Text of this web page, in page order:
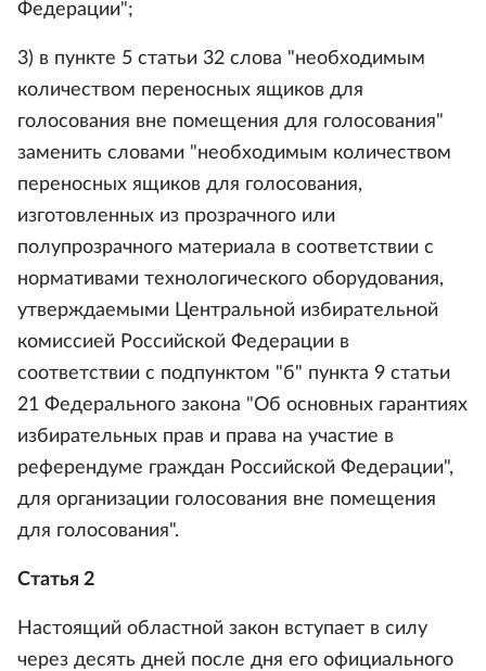
Федерации";
3) в пункте 5 статьи 32 слова "необходимым
количеством переносных ящиков для
голосования вне помещения для голосования"
заменить словами "необходимым количеством
переносных ящиков для голосования,
изготовленных из прозрачного или
полупрозрачного материала в соответствии с
нормативами технологического оборудования,
утверждаемыми Центральной избирательной
комиссией Российской Федерации в
соответствии с подпунктом "б" пункта 9 статьи
21 Федерального закона "Об основных гарантиях
избирательных прав и права на участие в
референдуме граждан Российской Федерации",
для организации голосования вне помещения
для голосования".
Статья 2
Настоящий областной закон вступает в силу
через десять дней после дня его официального